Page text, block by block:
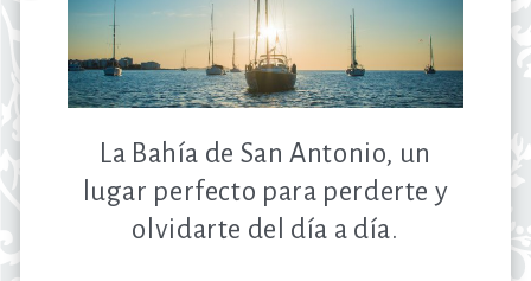
La Bahía de San Antonio, un
lugar perfecto para perderte y
olvidarte del día a día.